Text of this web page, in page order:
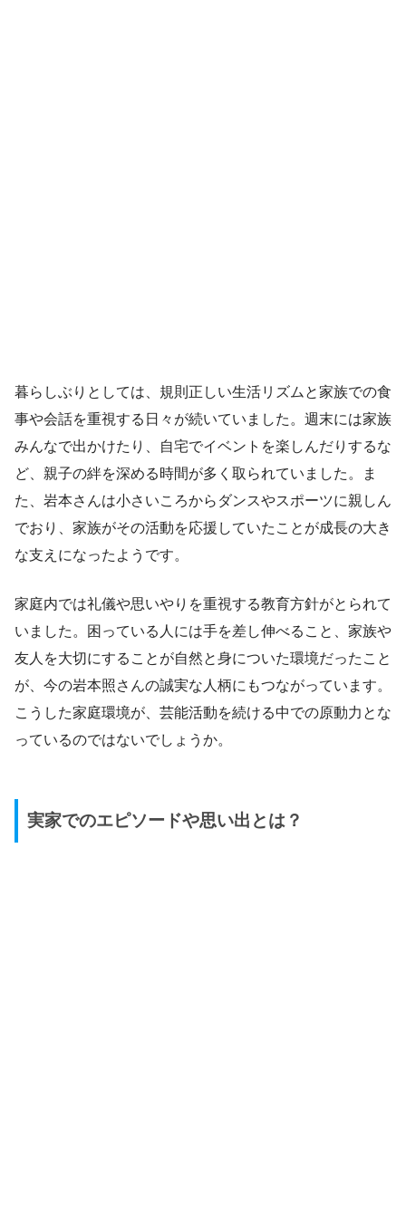
暮らしぶりとしては、規則正しい生活リズムと家族での食
事や会話を重視する日々が続いていました。週末には家族
みんなで出かけたり、自宅でイベントを楽しんだりするな
ど、親子の絆を深める時間が多く取られていました。ま
た、岩本さんは小さいころからダンスやスポーツに親しん
でおり、家族がその活動を応援していたことが成長の大き
な支えになったようです。
家庭内では礼儀や思いやりを重視する教育方針がとられて
いました。困っている人には手を差し伸べること、家族や
友人を大切にすることが自然と身についた環境だったこと
が、今の岩本照さんの誠実な人柄にもつながっています。
こうした家庭環境が、芸能活動を続ける中での原動力とな
っているのではないでしょうか。
実家でのエピソードや思い出とは？